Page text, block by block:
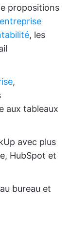
propositions
, les
,
aux tableaux
avec plus
HubSpot et
bureau et